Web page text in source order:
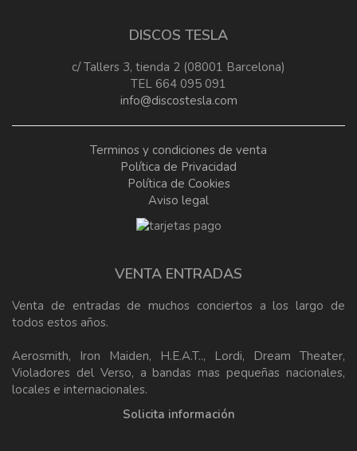
DISCOS TESLA
c/ Tallers 3, tienda 2 (08001 Barcelona)
TEL 664 095 091
info@discostesla.com
Terminos y condiciones de venta
Política de Privacidad
Política de Cookies
Aviso legal
VENTA ENTRADAS
Venta de entradas de muchos conciertos a los largo de
todos estos años.
Aerosmith, Iron Maiden, H.E.A.T.., Lordi, Dream Theater,
Violadores del Verso, a bandas mas pequeñas nacionales,
locales e internacionales.
Solicita información